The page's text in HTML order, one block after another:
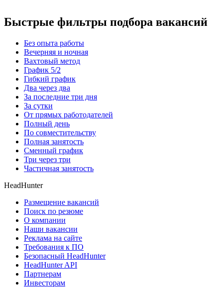
Быстрые фильтры подбора вакансий
Без опыта работы
Вечерняя и ночная
Вахтовый метод
График 5/2
Гибкий график
Два через два
За последние три дня
За сутки
От прямых работодателей
Полный день
По совместительству
Полная занятость
Сменный график
Три через три
Частичная занятость
HeadHunter
Размещение вакансий
Поиск по резюме
О компании
Наши вакансии
Реклама на сайте
Требования к ПО
Безопасный HeadHunter
HeadHunter API
Партнерам
Инвесторам